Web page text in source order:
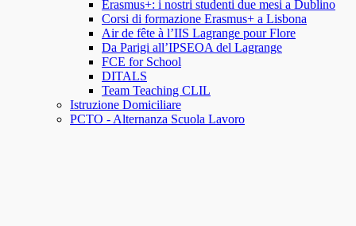
Erasmus+: i nostri studenti due mesi a Dublino
Corsi di formazione Erasmus+ a Lisbona
Air de fête à l’IIS Lagrange pour Flore
Da Parigi all’IPSEOA del Lagrange
FCE for School
DITALS
Team Teaching CLIL
Istruzione Domiciliare
PCTO - Alternanza Scuola Lavoro